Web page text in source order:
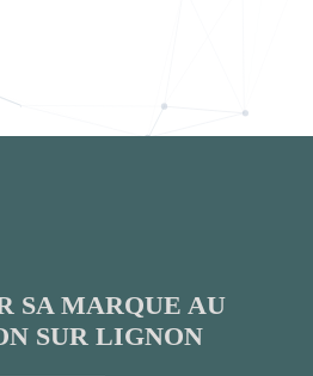
SA MARQUE AU
SUR LIGNON